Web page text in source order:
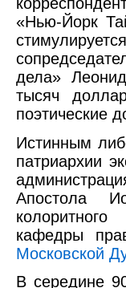
«Нью-Йорк
дела»
тысяч
поэтические
Истинным
патриархии
Апостола
кафедры
Московской
В середине